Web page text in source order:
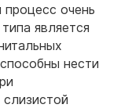
очень
является
нести